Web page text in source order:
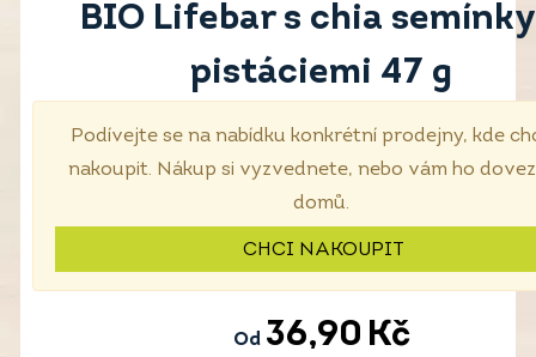
BIO Lifebar s chia
pistáciemi 47 g
Podívejte se na nabídku konkrétní prodejny, kde
nakoupit. Nákup si vyzvednete, nebo vám ho
domů.
CHCI NAKOUPIT
Od 36,90 Kč